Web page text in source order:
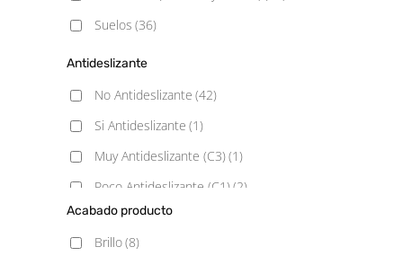
Suelos (36)
Antideslizante
No Antideslizante (42)
Si Antideslizante (1)
Muy Antideslizante (C3)(1)
Poco Antideslizante (C1)(2)
Acabado producto
Brillo(8)